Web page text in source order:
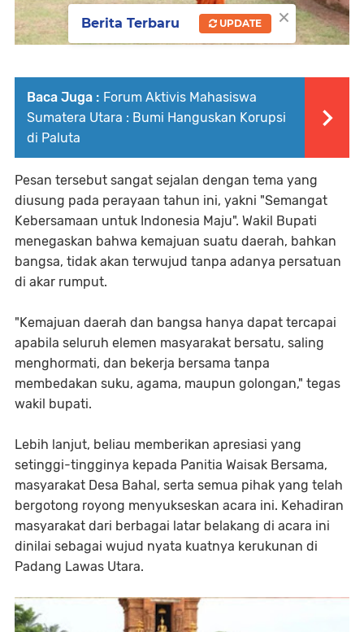
Baca Juga : Forum Aktivis Mahasiswa
Sumatera Utara : Bumi Hanguskan Korupsi
di Paluta
Pesan tersebut sangat sejalan dengan tema yang
diusung pada perayaan tahun ini, yakni "Semangat
Kebersamaan untuk Indonesia Maju". Wakil Bupati
menegaskan bahwa kemajuan suatu daerah, bahkan
bangsa, tidak akan terwujud tanpa adanya persatuan
di akar rumput.⁣
"Kemajuan daerah dan bangsa hanya dapat tercapai
apabila seluruh elemen masyarakat bersatu, saling
menghormati, dan bekerja bersama tanpa
membedakan suku, agama, maupun golongan," tegas
wakil bupati.⁣
Lebih lanjut, beliau memberikan apresiasi yang
setinggi-tingginya kepada Panitia Waisak Bersama,
masyarakat Desa Bahal, serta semua pihak yang telah
bergotong royong menyukseskan acara ini. Kehadiran
masyarakat dari berbagai latar belakang di acara ini
dinilai sebagai wujud nyata kuatnya kerukunan di
Padang Lawas Utara.⁣
×
Berita Terbaru UPDATE